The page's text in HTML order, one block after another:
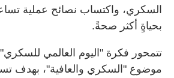
السكري، واكتساب نصائح عملية
بحياةٍ أكثر صحةً.
تتمحور فكرة "اليوم العالمي
موضوع "السكري والعافية"، بهدف